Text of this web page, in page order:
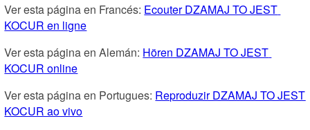
Ver esta página en Francés: Ecouter DZAMAJ TO JEST
KOCUR en ligne
Ver esta página en Alemán: Hören DZAMAJ TO JEST
KOCUR online
Ver esta página en Portugues: Reproduzir DZAMAJ TO JEST
KOCUR ao vivo